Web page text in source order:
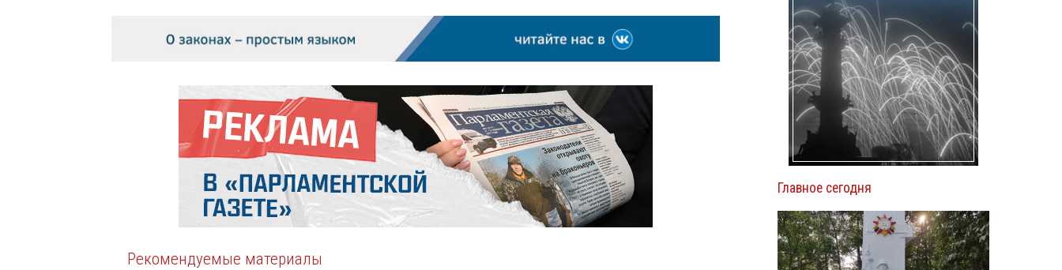
Рекомендуемые материалы
Главное сегодня